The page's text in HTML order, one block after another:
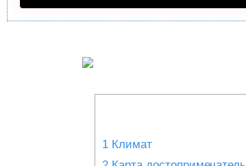
1 Климат